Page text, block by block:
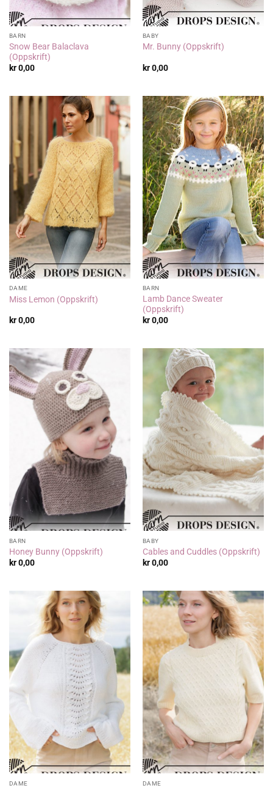
BARN
Snow Bear Balaclava
(Oppskrift)
kr0,00
BABY
Mr. Bunny (Oppskrift)
kr0,00
DAME
Miss Lemon (Oppskrift)
kr0,00
BARN
Lamb Dance Sweater
(Oppskrift)
kr0,00
BARN
Honey Bunny (Oppskrift)
kr0,00
BABY
Cables and Cuddles (Oppskrift)
kr0,00
DAME DAME